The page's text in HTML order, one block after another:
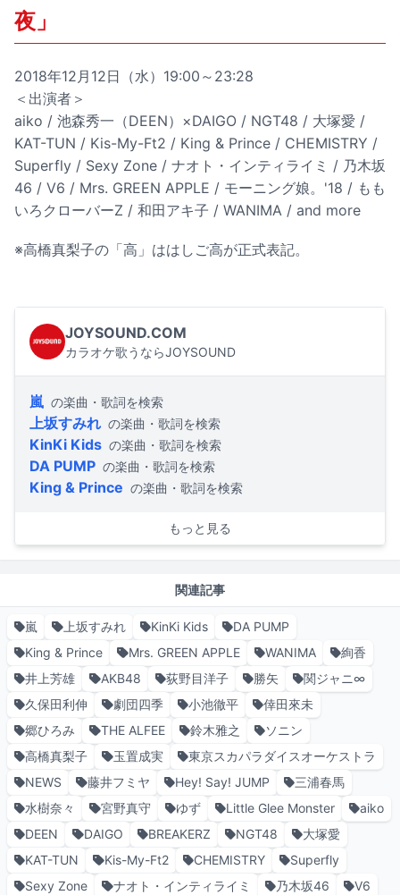
夜」
2018年12月12日（水）19:00～23:28
＜出演者＞
aiko / 池森秀一（DEEN）×DAIGO / NGT48 / 大塚愛 /
KAT-TUN / Kis-My-Ft2 / King & Prince / CHEMISTRY /
Superfly / Sexy Zone / ナオト・インティライミ / 乃木坂
46 / V6 / Mrs. GREEN APPLE / モーニング娘。'18 / もも
いろクローバーZ / 和田アキ子 / WANIMA / and more
※高橋真梨子の「高」ははしご高が正式表記。
JOYSOUND.COM
カラオケ歌うならJOYSOUND
嵐 の楽曲・歌詞を検索
上坂すみれ の楽曲・歌詞を検索
KinKi Kids の楽曲・歌詞を検索
DA PUMP の楽曲・歌詞を検索
King & Prince の楽曲・歌詞を検索
もっと見る
関連記事
嵐 上坂すみれ KinKi Kids
DA PUMP
King & Prince
Mrs. GREEN APPLE WANIMA
絢香
井上芳雄
AKB48 荻野目洋子 勝矢
関ジャニ∞
久保田利伸
劇団四季 小池徹平
倖田來未
郷ひろみ
THE ALFEE 鈴木雅之
ソニン
高橋真梨子
玉置成実
東京スカパラダイスオーケストラ
NEWS
藤井フミヤ Hey! Say! JUMP
三浦春馬
水樹奈々
宮野真守 ゆず Little Glee Monster
aiko
DEEN
DAIGO BREAKERZ NGT48
大塚愛
KAT-TUN
Kis-My-Ft2 CHEMISTRY
Superfly
Sexy Zone
ナオト・インティライミ 乃木坂46
V6